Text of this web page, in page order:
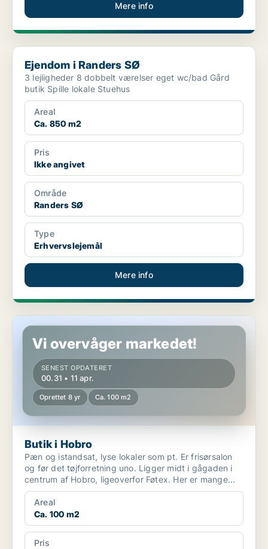
Mere info
Ejendom i Randers SØ
Ejendom i Randers SØ
3 lejligheder 8 dobbelt værelser eget wc/bad Gård
butik Spille lokale Stuehus
Areal
Ca. 850 m2
Pris
Ikke angivet
Område
Randers SØ
Type
Erhvervslejemål
Mere info
Butik i Hobro
Vi overvåger markedet!
SENEST OPDATERET
00.31 • 11 apr.
Oprettet 8 yr Ca. 100 m2
Butik i Hobro
Pæn og istandsat, lyse lokaler som pt. Er frisørsalon
og før det tøjforretning uno. Ligger midt i gågaden i
centrum af Hobro, ligeoverfor Føtex. Her er mange...
Areal
Ca. 100 m2
Pris